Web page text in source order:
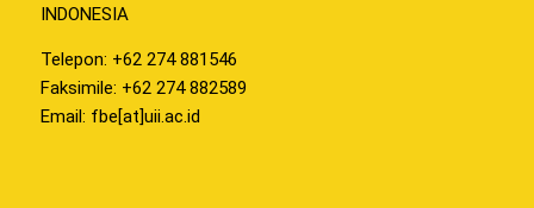
INDONESIA
Telepon: +62 274 881546
Faksimile: +62 274 882589
Email: fbe[at]uii.ac.id